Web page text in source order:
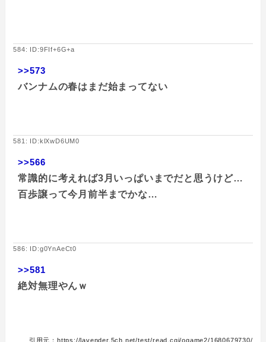
584: ID:9FIf+6G+a
>>573
バンナムの春はまだ始まってない
581: ID:klXwD6UM0
>>566
常識的に考えれば3月いっぱいまでだと思うけど…
百歩譲って今月前半までかな…
586: ID:g0YnAeCt0
>>581
絶対無理やんｗ
引用元：https://lavender.5ch.net/test/read.cgi/ogame2/1680679730/